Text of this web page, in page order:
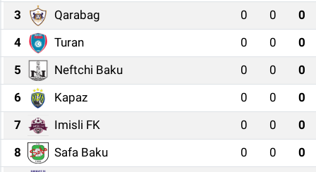
3
Qarabag 0 0
0
4
Turan 0 0
0
5
Neftchi Baku 0 0
0
6
Kapaz 0 0
0
7
Imisli FK 0 0
0
8
Safa Baku 0 0
0
Son Dakika Haberleri
Haber Arşivi